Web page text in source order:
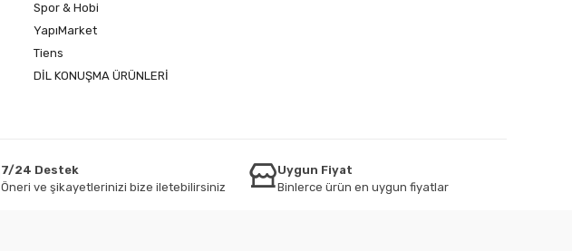
Spor & Hobi
YapıMarket
Tiens
DİL KONUŞMA ÜRÜNLERİ
7/24 Destek
Öneri ve şikayetlerinizi bize iletebilirsiniz
Uygun Fiyat
Binlerce ürün en uygun fiyatlar